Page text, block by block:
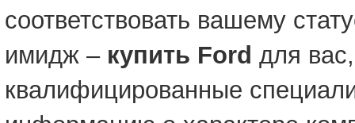
соответствовать вашему
имидж – купить Ford для
квалифицированные